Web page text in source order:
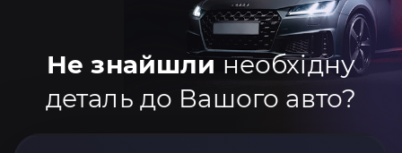
Не знайшли необхідну
деталь до Вашого авто?